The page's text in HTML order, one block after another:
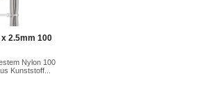
2.5mm 100
Nylon 100
Kunststoff...